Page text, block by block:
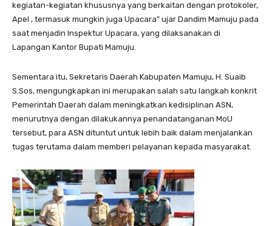
kegiatan-kegiatan khususnya yang berkaitan dengan protokoler,
Apel , termasuk mungkin juga Upacara” ujar Dandim Mamuju pada
saat menjadin Inspektur Upacara, yang dilaksanakan di
Lapangan Kantor Bupati Mamuju.
Sementara itu, Sekretaris Daerah Kabupaten Mamuju, H. Suaib
S.Sos, mengungkapkan ini merupakan salah satu langkah konkrit
Pemerintah Daerah dalam meningkatkan kedisiplinan ASN,
menurutnya dengan dilakukannya penandatanganan MoU
tersebut, para ASN dituntut untuk lebih baik dalam menjalankan
tugas terutama dalam memberi pelayanan kepada masyarakat.